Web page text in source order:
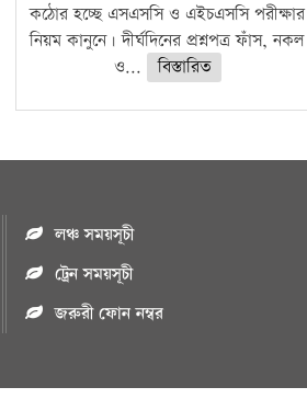
কঠোর হচ্ছে এসএসসি ও এইচএসসি পরীক্ষার
নিয়ম কানুনে। দীর্ঘদিনের প্রশ্নপত্র ফাঁস, নকল
ও...
বিস্তারিত
লঞ্চ সময়সূচী
ট্রেন সময়সূচী
জরুরী ফোন নম্বর